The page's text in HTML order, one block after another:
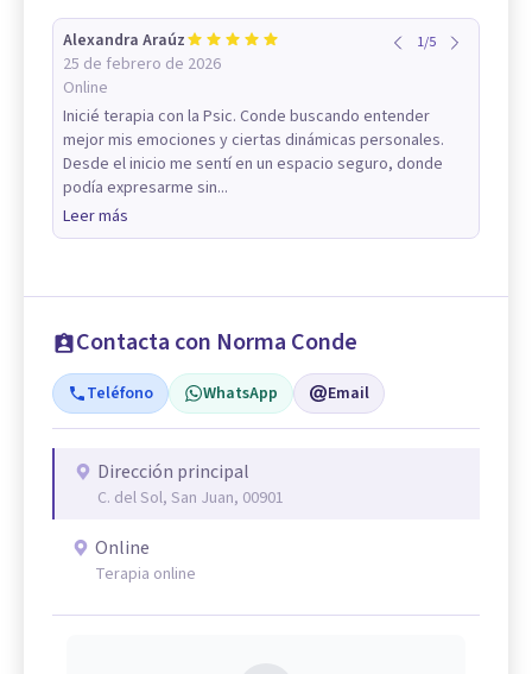
Alexandra Araúz
25 de febrero de 2026
Online
1/5
Inicié terapia con la Psic. Conde buscando entender
mejor mis emociones y ciertas dinámicas personales.
Desde el inicio me sentí en un espacio seguro, donde
podía expresarme sin...
Leer más
Contacta con Norma Conde
Teléfono WhatsApp Email
Dirección principal
C. del Sol, San Juan, 00901
Online
Terapia online